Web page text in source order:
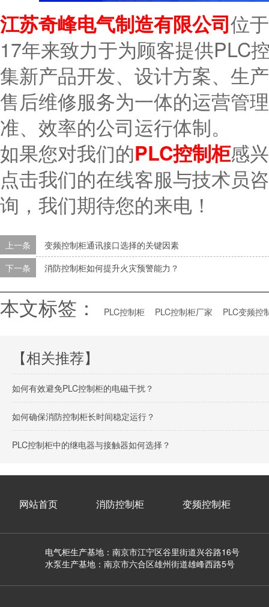
江苏奇峰电气制造有限公司位
17年来致力于为顾客提供PLC
集新产品开发、设计方案、生
售后维修服务为一体的运营管
准、效率的公司运行体制。
如果您对我们的PLC控制柜感
点击我们的在线客服与技术员
询，我们期待您的来电！
上一条
变频控制柜通讯接口选择的关键因素
下一条
消防控制柜如何提升火灾预警能力？
本文标签： PLC控制柜 PLC控制柜厂家 PLC变频控
【相关推荐】
如何有效避免PLC控制柜的电磁干扰？
如何确保消防控制柜长时间稳定运行？
PLC控制柜中的继电器与接触器如何选择？
网站首页 消防控制柜 变频控制柜
电气柜生产基地：南京市江宁区谷里街道兴谷路16号
水泵生产基地：南京市六合区雄州街道雄峰西路5号